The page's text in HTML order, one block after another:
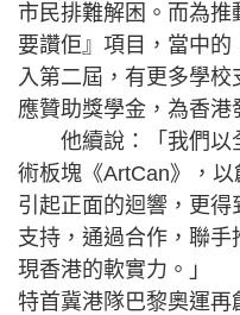
市民排難解困。而為
要讚佢』項目，當中
入第二屆，有更多學
應贊助獎學金，為香港
他續說：「我們以
術板塊《ArtCan》，
引起正面的迴響，更
支持，通過合作，聯
現香港的軟實力。」
特首冀港隊巴黎奧運再